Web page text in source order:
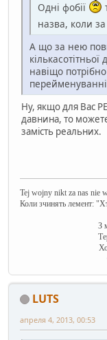
Одні фобії
назва, коли
А що за нею
навіщо
Ну, якщо для Вас
давнина, то
замість реальних.
Tej wojny nikt za nas nie
Коли зчинять лемент:
З
LUTS
апреля 4, 2013, 00:53